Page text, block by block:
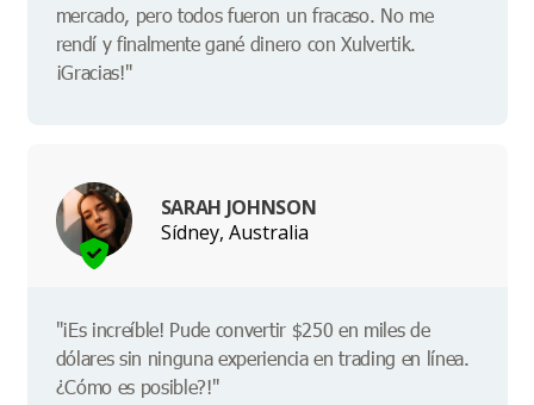
mercado, pero todos fueron un fracaso. No me
rendí y finalmente gané dinero con Xulvertik.
¡Gracias!"
SARAH JOHNSON
Sídney, Australia
"¡Es increíble! Pude convertir $250 en miles de
dólares sin ninguna experiencia en trading en línea.
¿Cómo es posible?!"